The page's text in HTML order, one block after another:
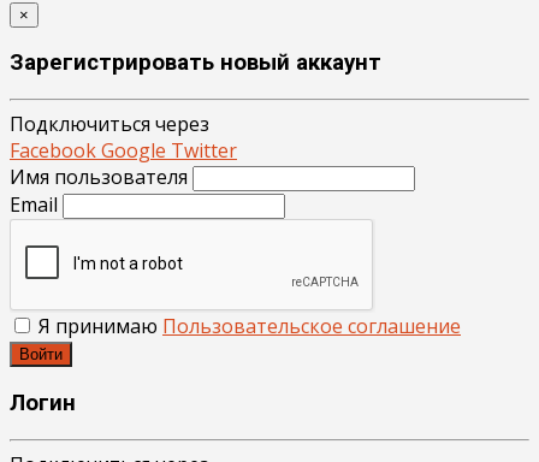
×
Зарегистрировать новый аккаунт
Подключиться через
FacebookGoogle Twitter
Имя пользователя
Email
Я принимаю Пользовательское соглашение
Войти
Логин